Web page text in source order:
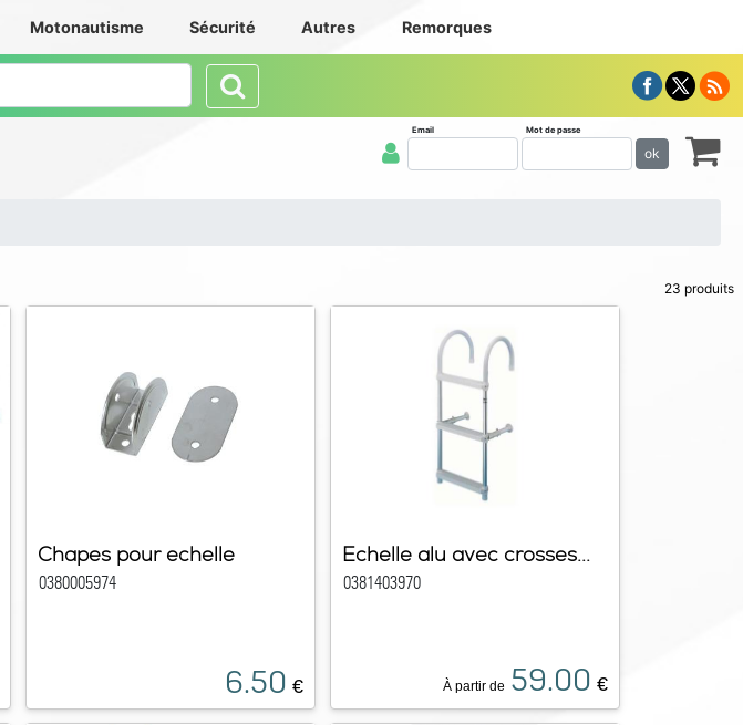
Motonautisme Sécurité Autres Remorques
Email Mot de passe
ok
23 produits
Chapes pour echelle
0380005974
6.50 €
Echelle alu avec crosses...
0381403970
À partir de 59.00 €